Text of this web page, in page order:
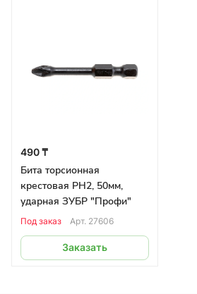
490 ₸
Бита торсионная
крестовая PH2, 50мм,
ударная ЗУБР "Профи"
Под заказ Арт. 27606
Заказать